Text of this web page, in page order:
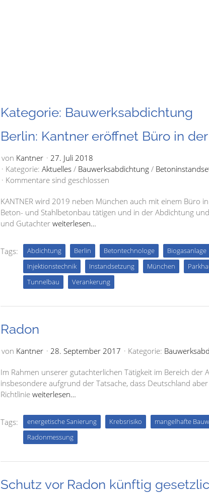
Kategorie: Bauwerksabdichtung
Berlin: Kantner eröffnet Büro in
von Kantner
27. Juli 2018
Kategorie: Aktuelles/ Bauwerksabdichtung/
Kommentare sind geschlossen
KANTNER wird 2019 neben München auch mit einem Büro
Beton- und Stahlbetonbau tätigen und in der Abdichtung
und Gutachter weiterlesen…
Tags: Abdichtung Berlin Betontechnologe Biogasanlage
Injektionstechnik
Instandsetzung München
Tunnelbau
Verankerung
Radon
von Kantner 28. September 2017 Kategorie:
Im Rahmen unserer gutachterlichen Tätigkeit im Bereich
insbesondere aufgrund der Tatsache, dass Deutschland
Richtlinie weiterlesen…
Tags: energetische Sanierung Krebsrisiko mangelhafte
Radonmessung
Schutz vor Radon künftig